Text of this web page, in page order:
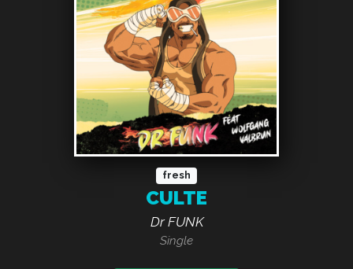
fresh
CULTE
Dr FUNK
Single